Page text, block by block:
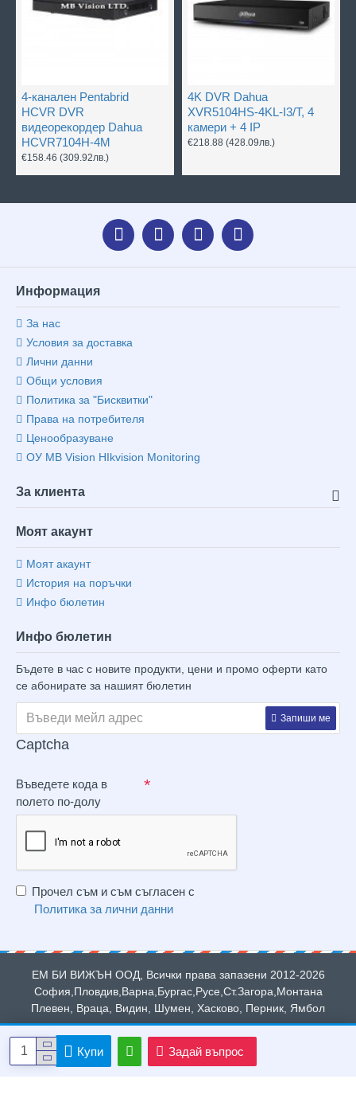
Купи Задай въпрос
4-канален Pentabrid
HCVR DVR
видеорекордер Dahua
HCVR7104H-4M
€158.46 (309.92лв.)
4K DVR Dahua
XVR5104HS-4KL-I3/T, 4
камери + 4 IP
€218.88 (428.09лв.)
Информация
За нас
Условия за доставка
Лични данни
Общи условия
Политика за "Бисквитки"
Права на потребителя
Ценообразуване
ОУ MB Vision HIkvision Monitoring
За клиента
Моят акаунт
Моят акаунт
История на поръчки
Инфо бюлетин
Инфо бюлетин
Бъдете в час с новите продукти, цени и промо оферти като
се абонирате за нашият бюлетин
Запиши ме
Captcha
Въведете кода в
полето по-долу
Прочел съм и съм съгласен с
Политика за лични данни
ЕМ БИ ВИЖЪН ООД, Всички права запазени 2012-2026
София,Пловдив,Варна,Бургас,Русе,Ст.Загора,Монтана
Плевен, Враца, Видин, Шумен, Хасково, Перник, Ямбол